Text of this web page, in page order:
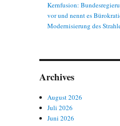
Kernfusion:
vor und nennt es
Modernisierung des
Archives
August 2026
Juli 2026
Juni 2026